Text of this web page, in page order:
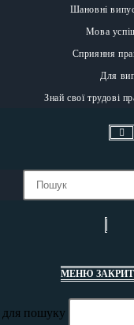
Шановні
Мова
Сприяння
Для
Знай свої трудові
МЕНЮ
для пошуку